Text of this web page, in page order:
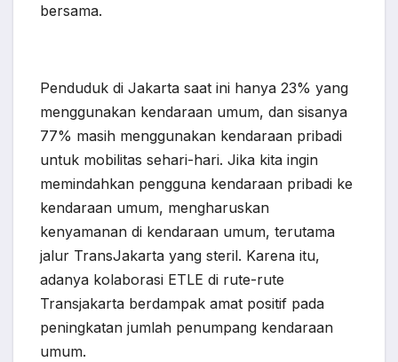
bersama.
Penduduk di Jakarta saat ini hanya 23% yang
menggunakan kendaraan umum, dan sisanya
77% masih menggunakan kendaraan pribadi
untuk mobilitas sehari-hari. Jika kita ingin
memindahkan pengguna kendaraan pribadi ke
kendaraan umum, mengharuskan
kenyamanan di kendaraan umum, terutama
jalur TransJakarta yang steril. Karena itu,
adanya kolaborasi ETLE di rute-rute
Transjakarta berdampak amat positif pada
peningkatan jumlah penumpang kendaraan
umum.